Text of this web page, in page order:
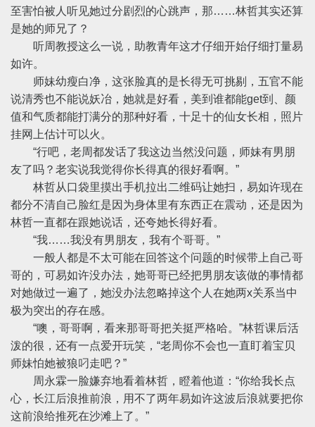
至害怕被人听见她过分剧烈的心跳声，那……林哲其实还算
是她的师兄了？
听周教授这么一说，助教青年这才仔细开始仔细打量易
如许。
师妹幼瘦白净，这张脸真的是长得无可挑剔，五官不能
说清秀也不能说妖冶，她就是好看，美到谁都能get到、颜
值和气质都能打满分的那种好看，十足十的仙女长相，照片
挂网上估计可以火。
“行吧，老周都发话了我这边当然没问题，师妹有男朋
友了吗？老实说我觉得你长得真的很好看啊。”
林哲从口袋里摸出手机拉出二维码让她扫，易如许现在
都分不清自己脸红是因为身体里有东西正在震动，还是因为
林哲一直都在跟她说话，还夸她长得好看。
“我……我没有男朋友，我有个哥哥。”
一般人都是不太可能在回答这个问题的时候带上自己哥
哥的，可易如许没办法，她哥哥已经把男朋友该做的事情都
对她做过一遍了，她没办法忽略掉这个人在她两x关系当中
极为突出的存在感。
“噢，哥哥啊，看来那哥哥把关挺严格哈。”林哲课后活
泼的很，还有一点爱开玩笑，“老周你不会也一直盯着宝贝
师妹怕她被狼叼走吧？”
周永霖一脸嫌弃地看着林哲，瞪着他道：“你给我长点
心，长江后浪推前浪，用不了两年易如许这波后浪就要把你
这前浪给推死在沙滩上了。”